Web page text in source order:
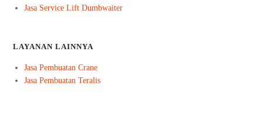
Jasa Service Lift Dumbwaiter
LAYANAN LAINNYA
Jasa Pembuatan Crane
Jasa Pembuatan Teralis